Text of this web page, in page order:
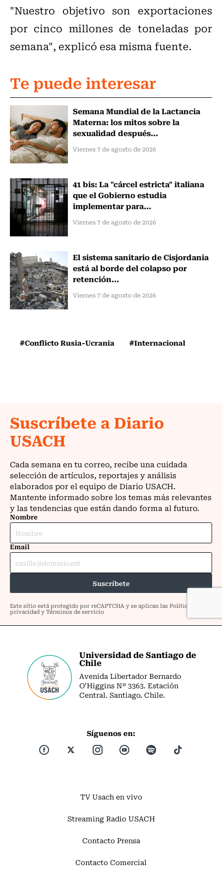
"Nuestro objetivo son exportaciones
por cinco millones de toneladas por
semana", explicó esa misma fuente.
Te puede interesar
Semana Mundial de la Lactancia
Materna: los mitos sobre la
sexualidad después...
Viernes 7 de agosto de 2026
41 bis: La "cárcel estricta" italiana
que el Gobierno estudia
implementar para...
Viernes 7 de agosto de 2026
El sistema sanitario de Cisjordania
está al borde del colapso por
retención...
Viernes 7 de agosto de 2026
#Conflicto Rusia-Ucrania #Internacional
Universidad de Santiago de
Chile
Avenida Libertador Bernardo
O’Higgins Nº 3363. Estación
Central. Santiago. Chile.
Síguenos en:
TV Usach en vivo
Streaming Radio USACH
Contacto Prensa
Contacto Comercial